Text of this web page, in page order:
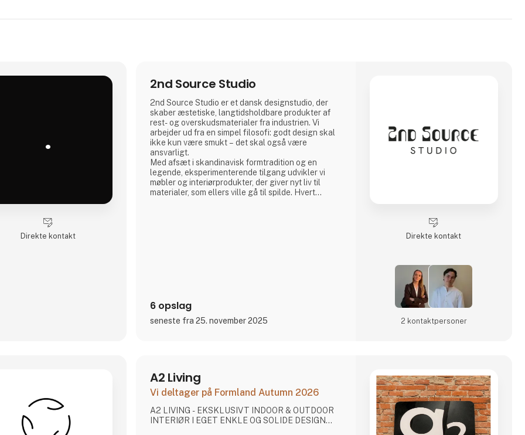
.
Direkte kontakt
2nd Source Studio
2nd Source Studio er et dansk designstudio, der
skaber æstetiske, langtidsholdbare produkter af
rest- og overskudsmaterialer fra industrien. Vi
arbejder ud fra en simpel filosofi: godt design skal
ikke kun være smukt – det skal også være
ansvarligt.
Med afsæt i skandinavisk formtradition og en
legende, eksperimenterende tilgang udvikler vi
møbler og interiørprodukter, der giver nyt liv til
materialer, som ellers ville gå til spilde. Hvert
6 opslag
seneste fra 25. november 2025
Direkte kontakt
2 kontakt­personer
A2 Living
Vi deltager på Formland Autumn 2026
A2 LIVING - EKSKLUSIVT INDOOR & OUTDOOR
INTERIØR I EGET ENKLE OG SOLIDE DESIGN...